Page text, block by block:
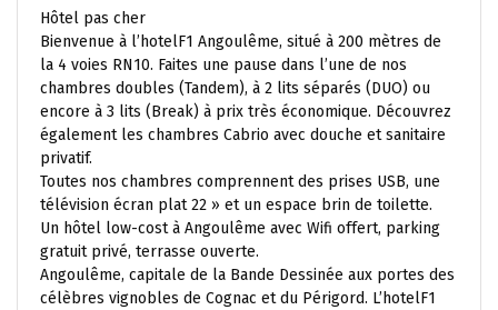
Hôtel pas cher
Bienvenue à l’hotelF1 Angoulême, situé à 200 mètres de
la 4 voies RN10. Faites une pause dans l’une de nos
chambres doubles (Tandem), à 2 lits séparés (DUO) ou
encore à 3 lits (Break) à prix très économique. Découvrez
également les chambres Cabrio avec douche et sanitaire
privatif.
Toutes nos chambres comprennent des prises USB, une
télévision écran plat 22 » et un espace brin de toilette.
Un hôtel low-cost à Angoulême avec Wifi offert, parking
gratuit privé, terrasse ouverte.
Angoulême, capitale de la Bande Dessinée aux portes des
célèbres vignobles de Cognac et du Périgord. L’hotelF1